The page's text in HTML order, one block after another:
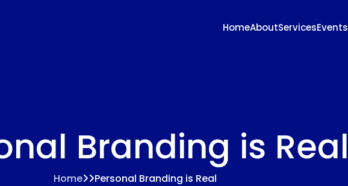
HomeAboutServicesEvents
Branding is Real
Home Personal Branding is Real